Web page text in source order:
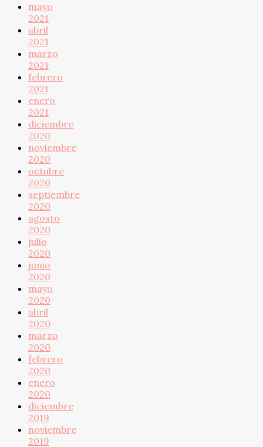
mayo
2021
abril
2021
marzo
2021
febrero
2021
enero
2021
diciembre
2020
noviembre
2020
octubre
2020
septiembre
2020
agosto
2020
julio
2020
junio
2020
mayo
2020
abril
2020
marzo
2020
febrero
2020
enero
2020
diciembre
2019
noviembre
2019